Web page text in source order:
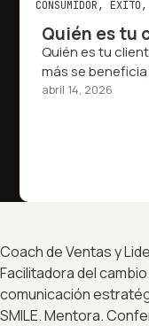
CONSUMIDOR, ÉXITO,
Quién es tu
Quién es tu
más se
abril 14, 2026
Coach de Ventas y
Facilitadora del
comunicación
SMILE. Mentora.